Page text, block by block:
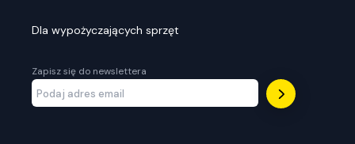
Dla wypożyczających sprzęt
Zapisz się do newslettera